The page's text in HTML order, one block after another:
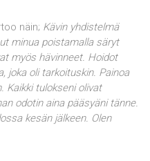
näin; Kävin yhdistelmä
minua poistamalla säryt
myös hävinneet. Hoidot
joka oli tarkoituskin. Painoa
Kaikki tulokseni olivat
odotin aina pääsyäni tänne.
kesän jälkeen. Olen